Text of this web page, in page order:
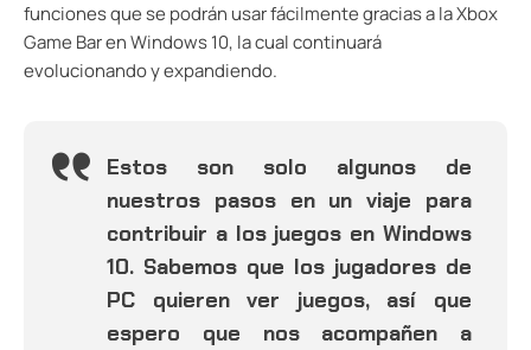
funciones que se podrán usar fácilmente gracias a la Xbox
Game Bar en Windows 10, la cual continuará
evolucionando y expandiendo.
Estos son solo algunos de
nuestros pasos en un viaje para
contribuir a los juegos en Windows
10. Sabemos que los jugadores de
PC quieren ver juegos, así que
espero que nos acompañen a